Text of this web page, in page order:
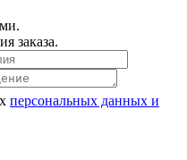
заказа.
персональных данных и